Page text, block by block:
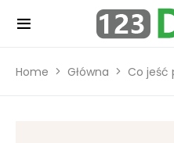
Home Główna Co jeść